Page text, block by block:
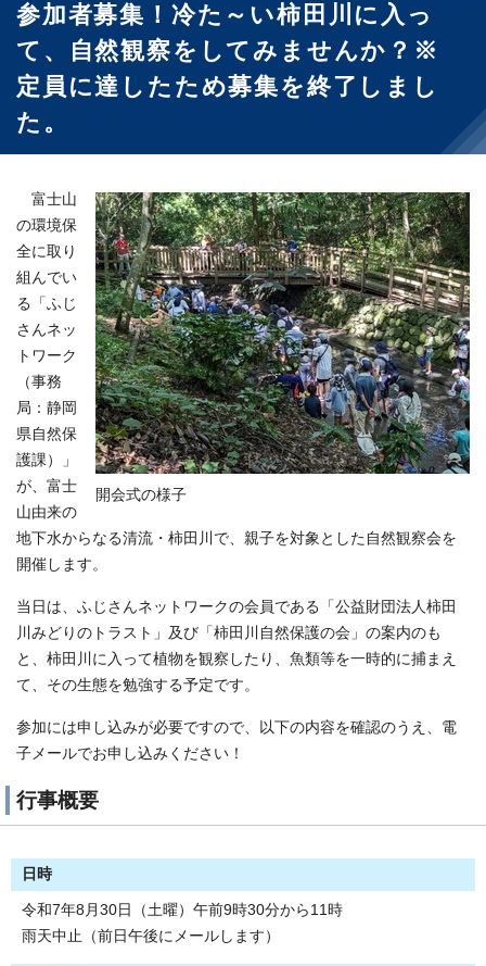
参加者募集！冷た～い柿田川に入っ
て、自然観察をしてみませんか？※
定員に達したため募集を終了しまし
た。
開会式の様子
富士山
の環境保
全に取り
組んでい
る「ふじ
さんネッ
トワーク
（事務
局：静岡
県自然保
護課）」
が、富士
山由来の
地下水からなる清流・柿田川で、親子を対象とした自然観察会を
開催します。
当日は、ふじさんネットワークの会員である「公益財団法人柿田
川みどりのトラスト」及び「柿田川自然保護の会」の案内のも
と、柿田川に入って植物を観察したり、魚類等を一時的に捕まえ
て、その生態を勉強する予定です。
参加には申し込みが必要ですので、以下の内容を確認のうえ、電
子メールでお申し込みください！
行事概要
日時
令和7年8月30日（土曜）午前9時30分から11時
雨天中止（前日午後にメールします）